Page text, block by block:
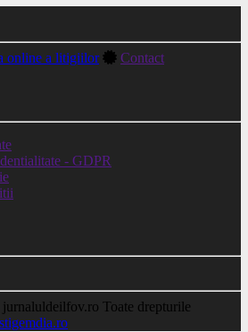
online a litigiilor Contact
- GDPR
jurnaluldeilfov.ro Toate drepturile